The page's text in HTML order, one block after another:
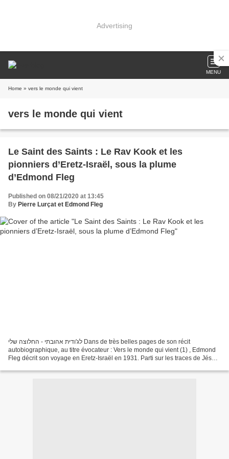
Advertising
MENU
Home » vers le monde qui vient
vers le monde qui vient
Le Saint des Saints : Le Rav Kook et les
pionniers d’Eretz-Israël, sous la plume
d’Edmond Fleg
Published on 08/21/2020 at 13:45
By Pierre Lurçat et Edmond Fleg
לג'ודית אהובתי - החלוצה שלי Dans de très belles pages de son récit
autobiographique, au titre évocateur : Vers le monde qui vient (1) , Edmond
Fleg décrit son voyage en Eretz-Israël en 1931. Parti sur les traces de Jésus,